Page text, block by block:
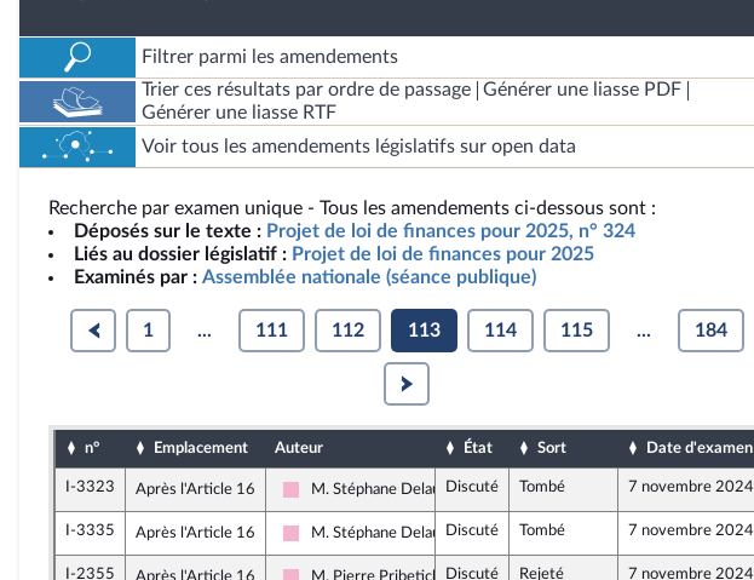
Filtrer parmi les amendements
Trier ces résultats par ordre de passage
Générer une liasse PDF
Générer une liasse RTF
Voir tous les amendements législatifs sur open data
Recherche par examen unique - Tous les amendements ci-dessous sont :
Déposés sur le texte : Projet de loi de finances pour 2025, n° 324
Liés au dossier législatif : Projet de loi de finances pour 2025
Examinés par : Assemblée nationale (séance publique)
1 ... 111 112 113 114 115 ... 184
n° Emplacement Auteur État Sort Date d'examen
I-3323 Après l'Article 16
Socialistes et apparentés
M. Stéphane Delautrette
Discuté Tombé 7 novembre 2024
I-3335 Après l'Article 16
Socialistes et apparentés
M. Stéphane Delautrette
Discuté Tombé 7 novembre 2024
I-2355 Après l'Article 16 M. Pierre Pribetich Discuté Rejeté 7 novembre 2024